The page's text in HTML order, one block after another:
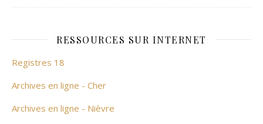
RESSOURCES SUR INTERNET
Registres 18
Archives en ligne - Cher
Archives en ligne - Nièvre